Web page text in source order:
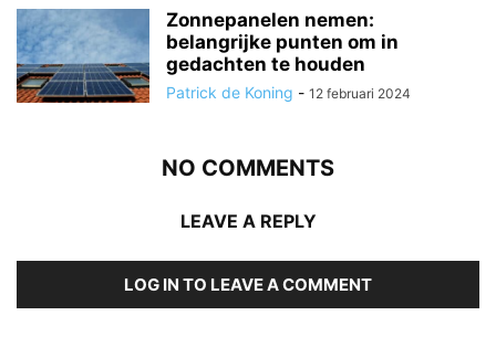
Zonnepanelen nemen:
belangrijke punten om in
gedachten te houden
Patrick de Koning - 12 februari 2024
NO COMMENTS
LEAVE A REPLY
LOG IN TO LEAVE A COMMENT